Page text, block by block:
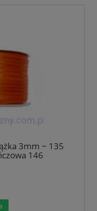
3mm ~ 135
146